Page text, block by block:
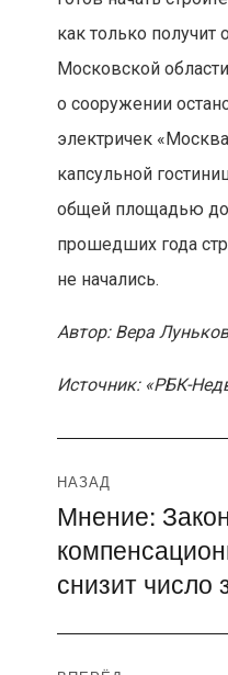
как только получит
Московской
о сооружении
электричек
капсульной
общей площадью до
прошедших года
не начались.
Автор: Вера
Источник: «РБК-
Навигация
по
записям
НАЗАД
Предыдущая
запись:
Мнение:
снизит число